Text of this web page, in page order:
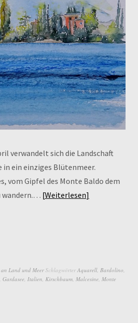
verwandelt sich die Landschaft
in ein einziges Blütenmeer.
vom Gipfel des Monte Baldo dem
wandern.… Weiterlesen
Land und Meer Schlagwörter Aquarell, Bardolino,
Gardasee, Italien, Kirschbaum, Malcesine, Monte